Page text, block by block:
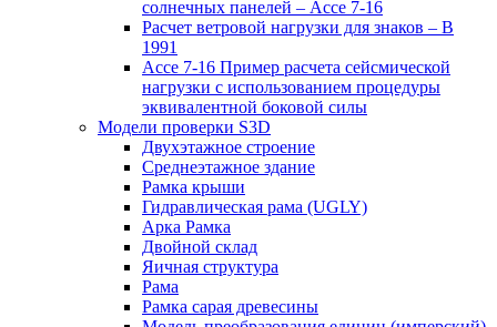
солнечных панелей – Ассе 7-16
Расчет ветровой нагрузки для знаков – В
1991
Ассе 7-16 Пример расчета сейсмической
нагрузки с использованием процедуры
эквивалентной боковой силы
Модели проверки S3D
Двухэтажное строение
Среднеэтажное здание
Рамка крыши
Гидравлическая рама (UGLY)
Арка Рамка
Двойной склад
Яичная структура
Рама
Рамка сарая древесины